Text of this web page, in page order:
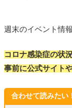
週末のイベント情
コロナ感染症の状
事前に公式サイト
合わせて読みたい